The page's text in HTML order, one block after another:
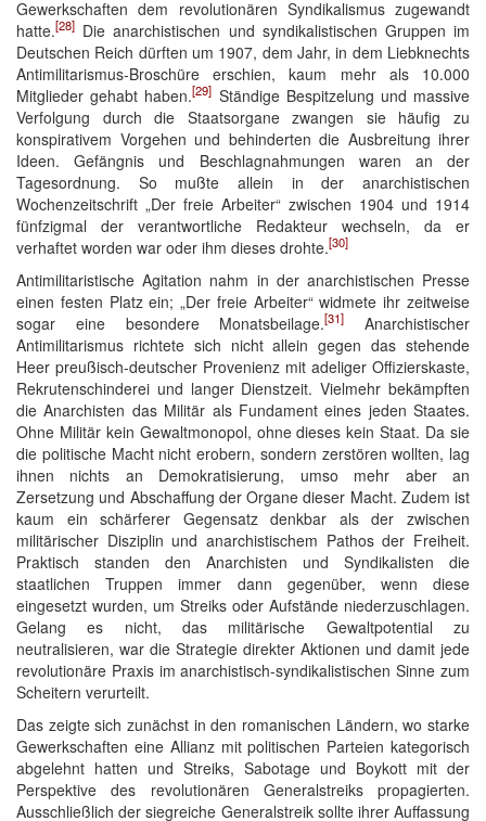
Gewerkschaften dem revolutionären Syndikalismus zugewandt
hatte.[28] Die anarchistischen und syndikalistischen Gruppen im
Deutschen Reich dürften um 1907, dem Jahr, in dem Liebknechts
Antimilitarismus-Broschüre erschien, kaum mehr als 10.000
Mitglieder gehabt haben.[29] Ständige Bespitzelung und massive
Verfolgung durch die Staatsorgane zwangen sie häufig zu
konspirativem Vorgehen und behinderten die Ausbreitung ihrer
Ideen. Gefängnis und Beschlagnahmungen waren an der
Tagesordnung. So mußte allein in der anarchistischen
Wochenzeitschrift „Der freie Arbeiter“ zwischen 1904 und 1914
fünfzigmal der verantwortliche Redakteur wechseln, da er
verhaftet worden war oder ihm dieses drohte.[30]
Antimilitaristische Agitation nahm in der anarchistischen Presse
einen festen Platz ein; „Der freie Arbeiter“ widmete ihr zeitweise
sogar eine besondere Monatsbeilage.[31]
Anarchistischer
Antimilitarismus richtete sich nicht allein gegen das stehende
Heer preußisch-deutscher Provenienz mit adeliger Offizierskaste,
Rekrutenschinderei und langer Dienstzeit. Vielmehr bekämpften
die Anarchisten das Militär als Fundament eines jeden Staates.
Ohne Militär kein Gewaltmonopol, ohne dieses kein Staat. Da sie
die politische Macht nicht erobern, sondern zerstören wollten, lag
ihnen nichts an Demokratisierung, umso mehr aber an
Zersetzung und Abschaffung der Organe dieser Macht. Zudem ist
kaum ein schärferer Gegensatz denkbar als der zwischen
militärischer Disziplin und anarchistischem Pathos der Freiheit.
Praktisch standen den Anarchisten und Syndikalisten die
staatlichen Truppen immer dann gegenüber, wenn diese
eingesetzt wurden, um Streiks oder Aufstände niederzuschlagen.
Gelang es nicht, das militärische Gewaltpotential zu
neutralisieren, war die Strategie direkter Aktionen und damit jede
revolutionäre Praxis im anarchistisch-syndikalistischen Sinne zum
Scheitern verurteilt.
Das zeigte sich zunächst in den romanischen Ländern, wo starke
Gewerkschaften eine Allianz mit politischen Parteien kategorisch
abgelehnt hatten und Streiks, Sabotage und Boykott mit der
Perspektive des revolutionären Generalstreiks propagierten.
Ausschließlich der siegreiche Generalstreik sollte ihrer Auffassung